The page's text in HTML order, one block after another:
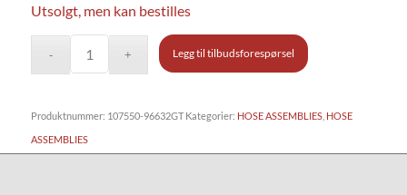
Utsolgt, men kan bestilles
Legg til tilbudsforespørsel
Produktnummer: 107550-96632GT Kategorier: HOSE ASSEMBLIES, HOSE
ASSEMBLIES